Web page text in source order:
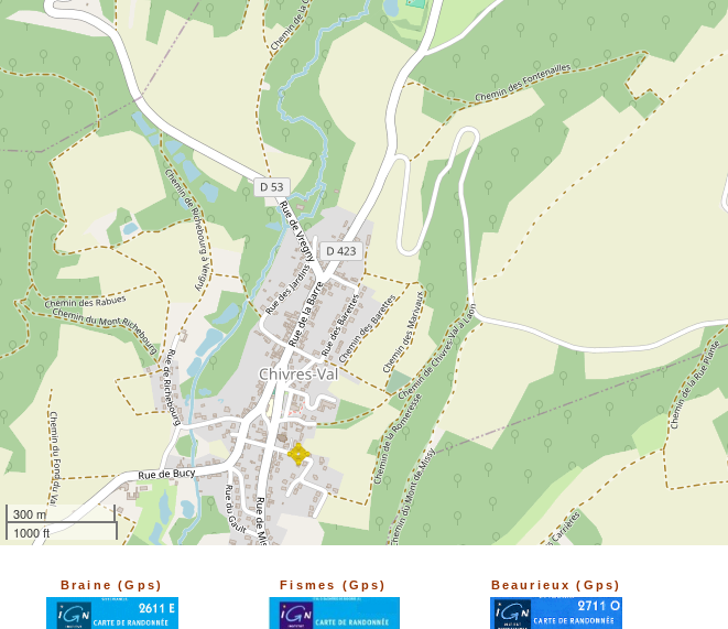
Braine (Gps) Fismes (Gps) Beaurieux (Gps)
300 m
1000 ft